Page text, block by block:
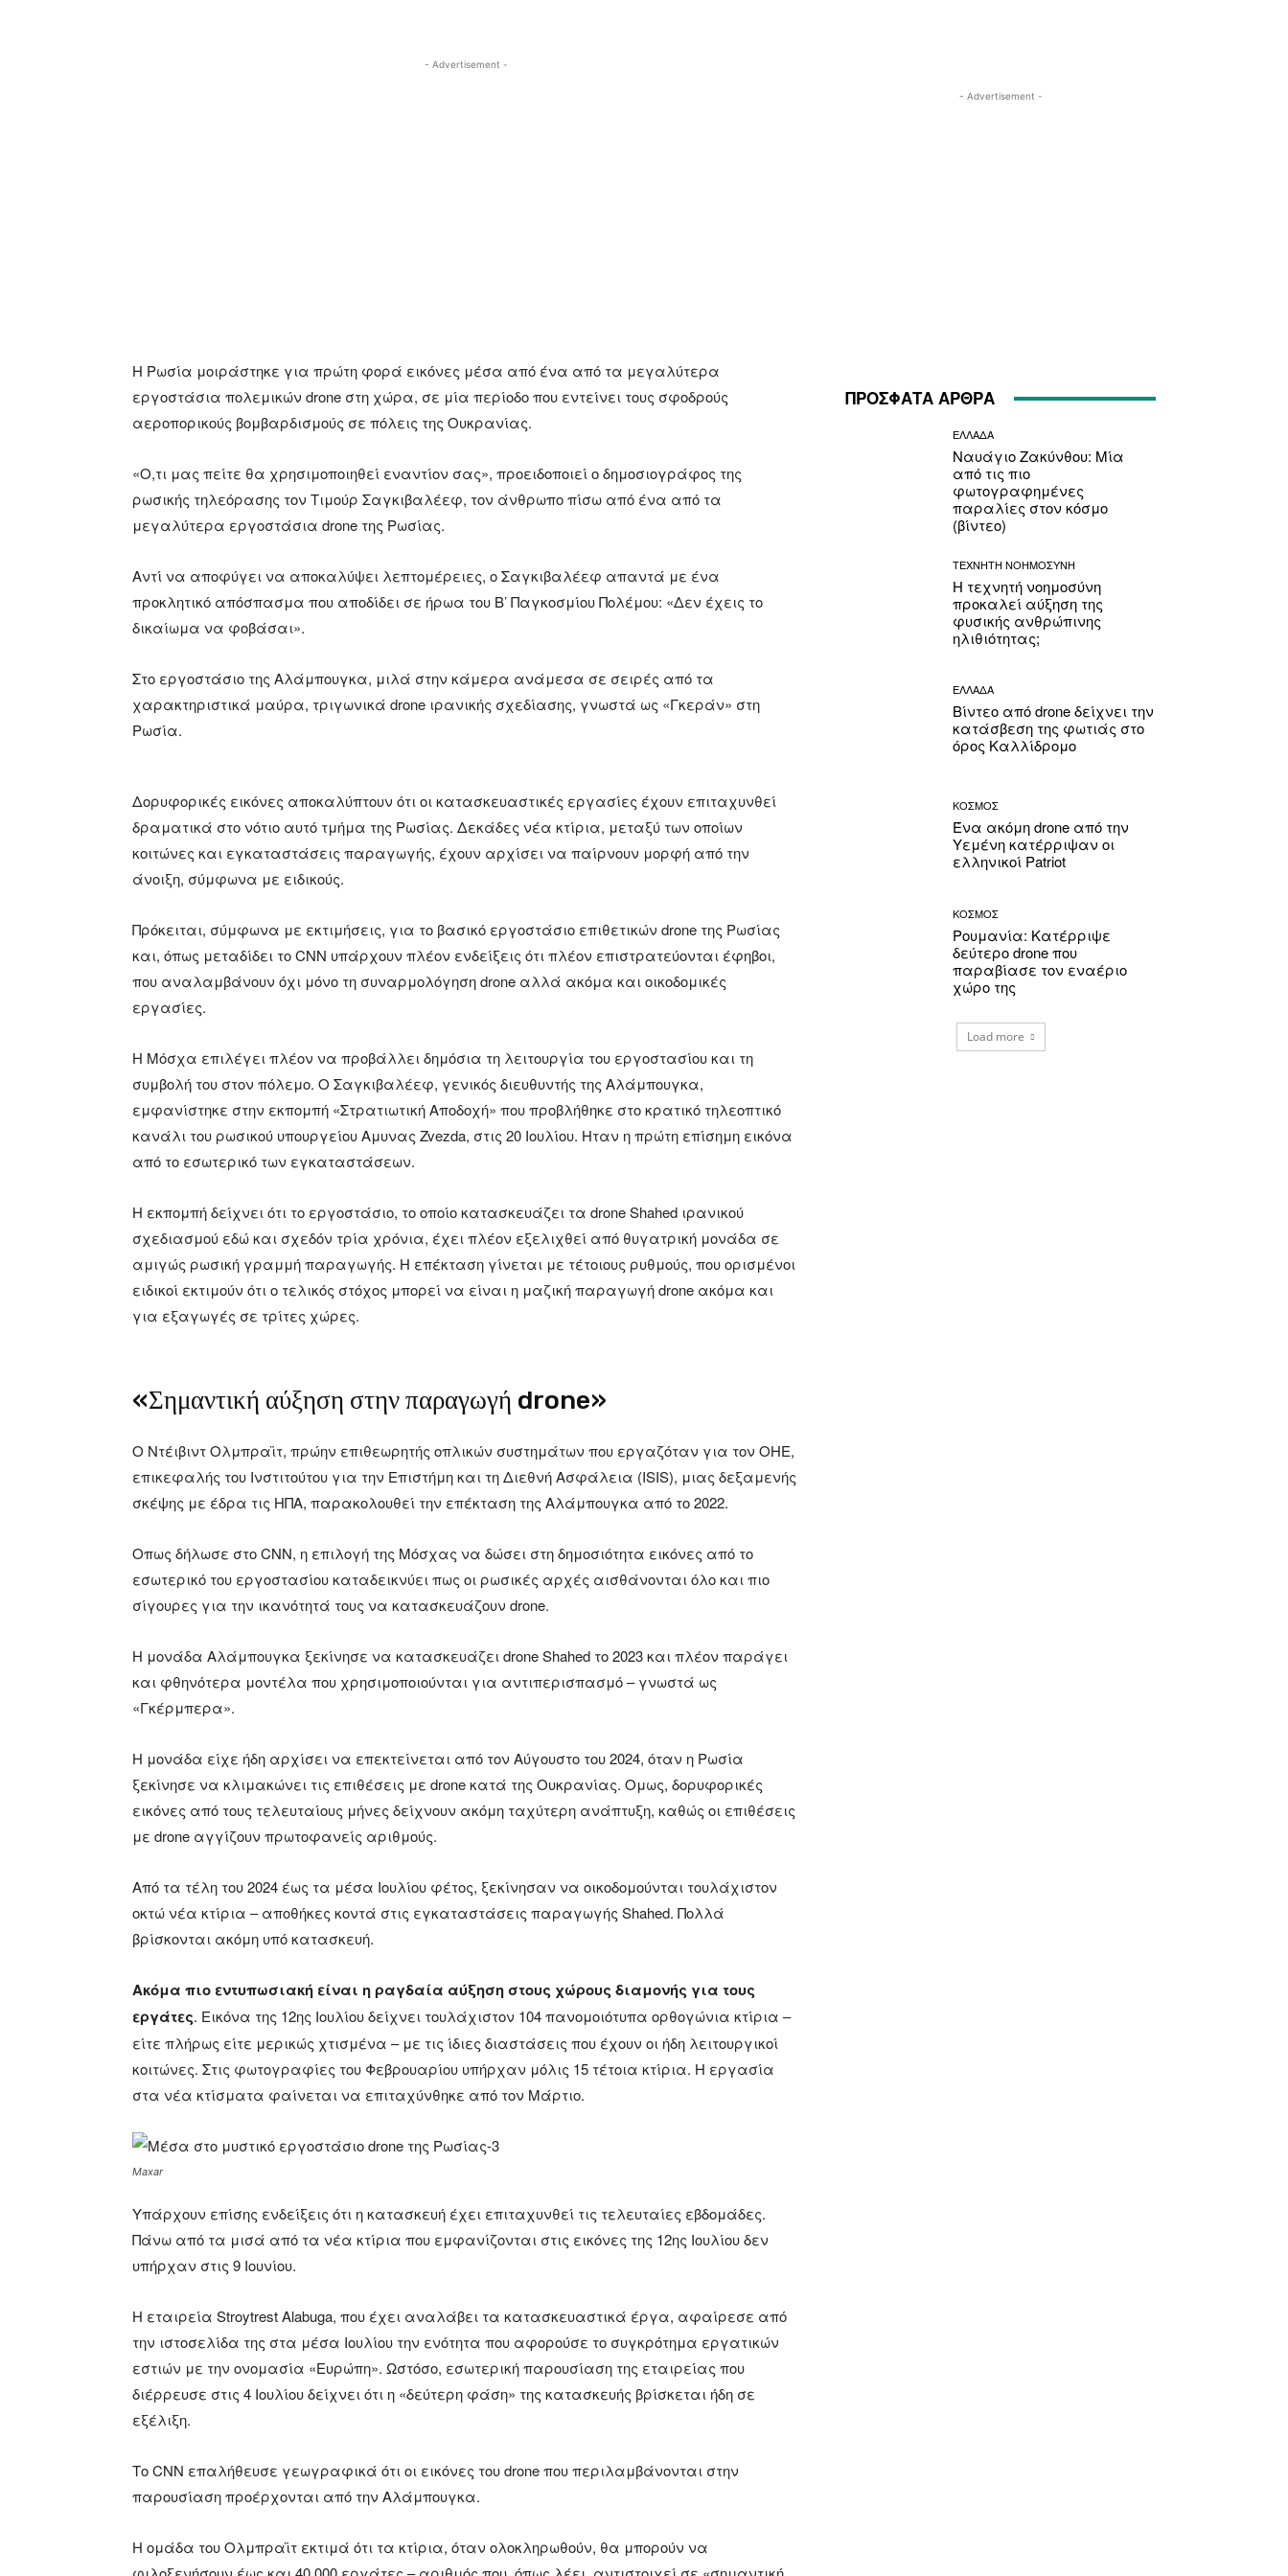
- Advertisement -
H Ρωσία μοιράστηκε για πρώτη φορά εικόνες μέσα από ένα από τα μεγαλύτερα
εργοστάσια πολεμικών drone στη χώρα, σε μία περίοδο που εντείνει τους σφοδρούς
αεροπορικούς βομβαρδισμούς σε πόλεις της Ουκρανίας.
«Ο,τι μας πείτε θα χρησιμοποιηθεί εναντίον σας», προειδοποιεί ο δημοσιογράφος της
ρωσικής τηλεόρασης τον Τιμούρ Σαγκιβαλέεφ, τον άνθρωπο πίσω από ένα από τα
μεγαλύτερα εργοστάσια drone της Ρωσίας.
Αντί να αποφύγει να αποκαλύψει λεπτομέρειες, ο Σαγκιβαλέεφ απαντά με ένα
προκλητικό απόσπασμα που αποδίδει σε ήρωα του Β’ Παγκοσμίου Πολέμου: «Δεν έχεις το
δικαίωμα να φοβάσαι».
Στο εργοστάσιο της Αλάμπουγκα, μιλά στην κάμερα ανάμεσα σε σειρές από τα
χαρακτηριστικά μαύρα, τριγωνικά drone ιρανικής σχεδίασης, γνωστά ως «Γκεράν» στη
Ρωσία.
Δορυφορικές εικόνες αποκαλύπτουν ότι οι κατασκευαστικές εργασίες έχουν επιταχυνθεί
δραματικά στο νότιο αυτό τμήμα της Ρωσίας. Δεκάδες νέα κτίρια, μεταξύ των οποίων
κοιτώνες και εγκαταστάσεις παραγωγής, έχουν αρχίσει να παίρνουν μορφή από την
άνοιξη, σύμφωνα με ειδικούς.
Πρόκειται, σύμφωνα με εκτιμήσεις, για το βασικό εργοστάσιο επιθετικών drone της Ρωσίας
και, όπως μεταδίδει το CNN υπάρχουν πλέον ενδείξεις ότι πλέον επιστρατεύονται έφηβοι,
που αναλαμβάνουν όχι μόνο τη συναρμολόγηση drone αλλά ακόμα και οικοδομικές
εργασίες.
Η Μόσχα επιλέγει πλέον να προβάλλει δημόσια τη λειτουργία του εργοστασίου και τη
συμβολή του στον πόλεμο. Ο Σαγκιβαλέεφ, γενικός διευθυντής της Αλάμπουγκα,
εμφανίστηκε στην εκπομπή «Στρατιωτική Αποδοχή» που προβλήθηκε στο κρατικό τηλεοπτικό
κανάλι του ρωσικού υπουργείου Αμυνας Zvezda, στις 20 Ιουλίου. Ηταν η πρώτη επίσημη εικόνα
από το εσωτερικό των εγκαταστάσεων.
Η εκπομπή δείχνει ότι το εργοστάσιο, το οποίο κατασκευάζει τα drone Shahed ιρανικού
σχεδιασμού εδώ και σχεδόν τρία χρόνια, έχει πλέον εξελιχθεί από θυγατρική μονάδα σε
αμιγώς ρωσική γραμμή παραγωγής. Η επέκταση γίνεται με τέτοιους ρυθμούς, που ορισμένοι
ειδικοί εκτιμούν ότι ο τελικός στόχος μπορεί να είναι η μαζική παραγωγή drone ακόμα και
για εξαγωγές σε τρίτες χώρες.
«Σημαντική αύξηση στην παραγωγή drone»
Ο Ντέιβιντ Ολμπραϊτ, πρώην επιθεωρητής οπλικών συστημάτων που εργαζόταν για τον ΟΗΕ,
επικεφαλής του Ινστιτούτου για την Επιστήμη και τη Διεθνή Ασφάλεια (ISIS), μιας δεξαμενής
σκέψης με έδρα τις ΗΠΑ, παρακολουθεί την επέκταση της Αλάμπουγκα από το 2022.
Οπως δήλωσε στο CNN, η επιλογή της Μόσχας να δώσει στη δημοσιότητα εικόνες από το
εσωτερικό του εργοστασίου καταδεικνύει πως οι ρωσικές αρχές αισθάνονται όλο και πιο
σίγουρες για την ικανότητά τους να κατασκευάζουν drone.
Η μονάδα Αλάμπουγκα ξεκίνησε να κατασκευάζει drone Shahed το 2023 και πλέον παράγει
και φθηνότερα μοντέλα που χρησιμοποιούνται για αντιπερισπασμό – γνωστά ως
«Γκέρμπερα».
Η μονάδα είχε ήδη αρχίσει να επεκτείνεται από τον Αύγουστο του 2024, όταν η Ρωσία
ξεκίνησε να κλιμακώνει τις επιθέσεις με drone κατά της Ουκρανίας. Ομως, δορυφορικές
εικόνες από τους τελευταίους μήνες δείχνουν ακόμη ταχύτερη ανάπτυξη, καθώς οι επιθέσεις
με drone αγγίζουν πρωτοφανείς αριθμούς.
Από τα τέλη του 2024 έως τα μέσα Ιουλίου φέτος, ξεκίνησαν να οικοδομούνται τουλάχιστον
οκτώ νέα κτίρια – αποθήκες κοντά στις εγκαταστάσεις παραγωγής Shahed. Πολλά
βρίσκονται ακόμη υπό κατασκευή.
Ακόμα πιο εντυπωσιακή είναι η ραγδαία αύξηση στους χώρους διαμονής για τους
εργάτες. Εικόνα της 12ης Ιουλίου δείχνει τουλάχιστον 104 πανομοιότυπα ορθογώνια κτίρια –
είτε πλήρως είτε μερικώς χτισμένα – με τις ίδιες διαστάσεις που έχουν οι ήδη λειτουργικοί
κοιτώνες. Στις φωτογραφίες του Φεβρουαρίου υπήρχαν μόλις 15 τέτοια κτίρια. Η εργασία
στα νέα κτίσματα φαίνεται να επιταχύνθηκε από τον Μάρτιο.
Maxar
Υπάρχουν επίσης ενδείξεις ότι η κατασκευή έχει επιταχυνθεί τις τελευταίες εβδομάδες.
Πάνω από τα μισά από τα νέα κτίρια που εμφανίζονται στις εικόνες της 12ης Ιουλίου δεν
υπήρχαν στις 9 Ιουνίου.
Η εταιρεία Stroytrest Alabuga, που έχει αναλάβει τα κατασκευαστικά έργα, αφαίρεσε από
την ιστοσελίδα της στα μέσα Ιουλίου την ενότητα που αφορούσε το συγκρότημα εργατικών
εστιών με την ονομασία «Ευρώπη». Ωστόσο, εσωτερική παρουσίαση της εταιρείας που
διέρρευσε στις 4 Ιουλίου δείχνει ότι η «δεύτερη φάση» της κατασκευής βρίσκεται ήδη σε
εξέλιξη.
Το CNN επαλήθευσε γεωγραφικά ότι οι εικόνες του drone που περιλαμβάνονται στην
παρουσίαση προέρχονται από την Αλάμπουγκα.
Η ομάδα του Ολμπραϊτ εκτιμά ότι τα κτίρια, όταν ολοκληρωθούν, θα μπορούν να
- Advertisement -
ΠΡΟΣΦΑΤΑ ΑΡΘΡΑ
ΕΛΛΑΔΑ
Ναυάγιο Ζακύνθου: Μία
από τις πιο
φωτογραφημένες
παραλίες στον κόσμο
(βίντεο)
ΤΕΧΝΗΤΗ ΝΟΗΜΟΣΥΝΗ
Η τεχνητή νοημοσύνη
προκαλεί αύξηση της
φυσικής ανθρώπινης
ηλιθιότητας;
ΕΛΛΑΔΑ
Βίντεο από drone δείχνει την
κατάσβεση της φωτιάς στο
όρος Καλλίδρομο
ΚΟΣΜΟΣ
Ένα ακόμη drone από την
Υεμένη κατέρριψαν οι
ελληνικοί Patriot
ΚΟΣΜΟΣ
Ρουμανία: Κατέρριψε
δεύτερο drone που
παραβίασε τον εναέριο
χώρο της
Load more